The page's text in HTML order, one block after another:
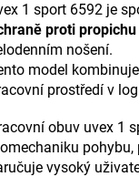
1 sport 6592 je
proti
nošení.
model
prostředí v
obuv uvex 1
vysoký